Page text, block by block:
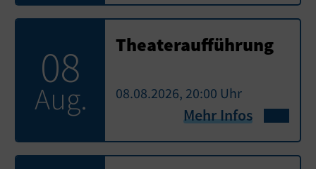
08
Aug.
Theateraufführung
08.08.2026, 20:00 Uhr
Mehr Infos